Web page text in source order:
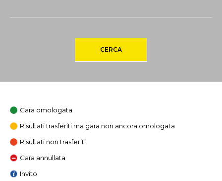
CERCA
Gara omologata
Risultati trasferiti ma gara non ancora omologata
Risultati non trasferiti
Gara annullata
Invito